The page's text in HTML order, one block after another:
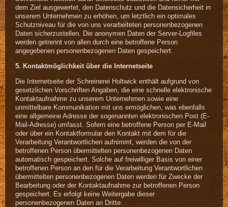
dem Ziel ausgewertet, den Datenschutz und die Datensicherheit in
unserem Unternehmen zu erhöhen, um letztlich ein optimales
Schutzniveau für die von uns verarbeiteten personenbezogenen
Daten sicherzustellen. Die anonymen Daten der Server-Logfiles
werden getrennt von allen durch eine betroffene Person
angegebenen personenbezogenen Daten gespeichert.
5. Kontaktmöglichkeit über die Internetseite
Die Internetseite der Schreinerei Holtwick enthält aufgrund von
gesetzlichen Vorschriften Angaben, die eine schnelle elektronische
Kontaktaufnahme zu unserem Unternehmen sowie eine
unmittelbare Kommunikation mit uns ermöglichen, was ebenfalls
eine allgemeine Adresse der sogenannten elektronischen Post (E-
Mail-Adresse) umfasst. Sofern eine betroffene Person per E-Mail
oder über ein Kontaktformular den Kontakt mit dem für die
Verarbeitung Verantwortlichen aufnimmt, werden die von der
betroffenen Person übermittelten personenbezogenen Daten
automatisch gespeichert. Solche auf freiwilliger Basis von einer
betroffenen Person an den für die Verarbeitung Verantwortlichen
übermittelten personenbezogenen Daten werden für Zwecke der
Bearbeitung oder der Kontaktaufnahme zur betroffenen Person
gespeichert. Es erfolgt keine Weitergabe dieser
personenbezogenen Daten an Dritte.